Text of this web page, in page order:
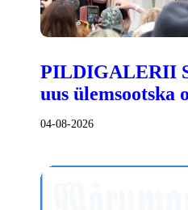
PILDIGALERII
uus ülemsootska
04-08-2026